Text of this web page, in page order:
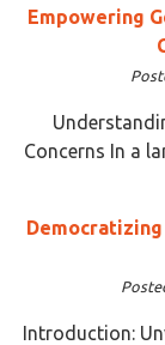
Empowering
Concerns In a
Introduction: